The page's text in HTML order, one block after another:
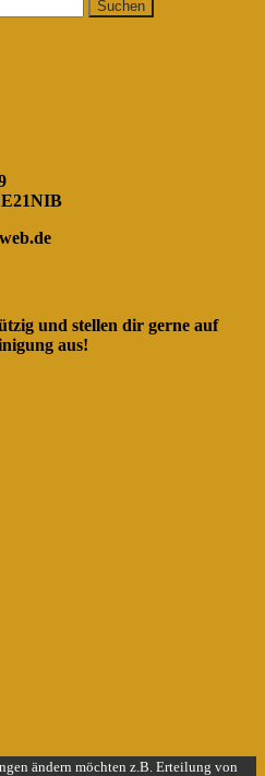
und stellen dir gerne auf
aus!
ändern möchten z.B. Erteilung von